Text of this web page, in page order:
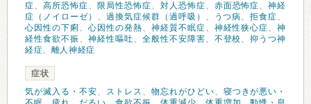
症、 高所恐怖症、 限局性恐怖症、 対人恐怖症、 赤面恐怖症、神経
症（ノイローゼ） 、 過換気症候群（過呼吸） 、 うつ病、拒食症、
心因性の下痢 、 心因性の発熱、 神経質不眠症、 神経性狭心症、神
経性食欲不振 、 神経性嘔吐、 全般性不安障害、 不登校、抑うつ神
経症、 離人神経症
症状
気が滅入る・不安、 ストレス 、 物忘れがひどい、 寝つきが悪い・